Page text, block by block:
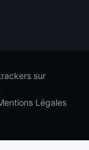
sur
Légales